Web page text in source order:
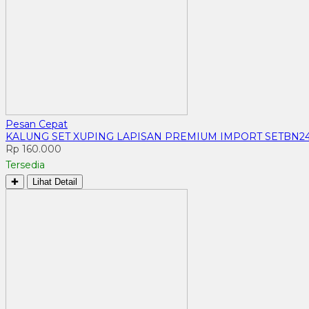
Pesan Cepat
KALUNG SET XUPING LAPISAN PREMIUM IMPORT
Rp 160.000
Tersedia
✚ Lihat Detail